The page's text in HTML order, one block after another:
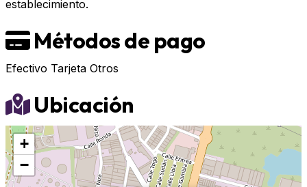
establecimiento.
Métodos de pago
Efectivo Tarjeta Otros
Ubicación
+
−